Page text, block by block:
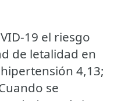
19 el riesgo
de letalidad en
4,13;
se